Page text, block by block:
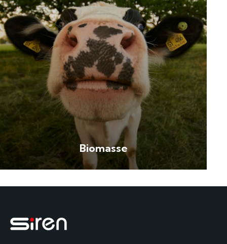
Biomasse